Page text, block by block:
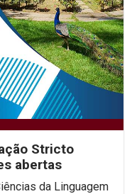
Stricto
abertas